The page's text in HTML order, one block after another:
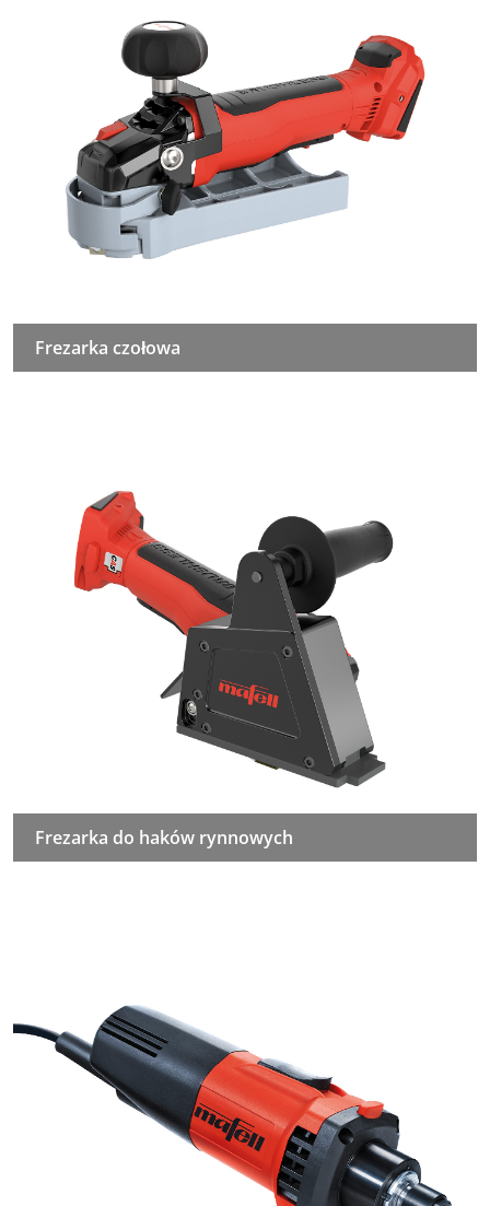
Frezarka czołowa
Frezarka do haków rynnowych